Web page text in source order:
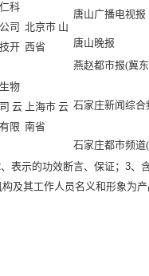
科
司
开
北京市 山
西省
唐山广播电视报
唐山晚报
燕赵都市报(冀
物
云
限
上海市 云
南省
石家庄新闻综合
石家庄都市频道
、表示的功效断言、保证； 3、
及其工作人员名义和形象为